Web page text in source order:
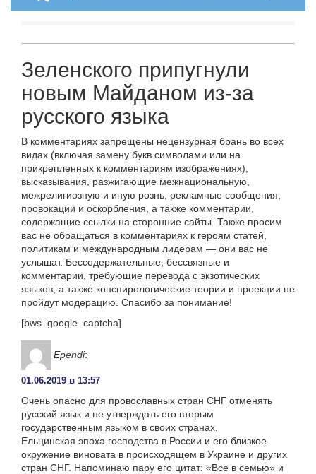
Зеленского припугнули
новым Майданом из-за
русского языка
В комментариях запрещены нецензурная брань во всех
видах (включая замену букв символами или на
прикрепленных к комментариям изображениях),
высказывания, разжигающие межнациональную,
межрелигиозную и иную рознь, рекламные сообщения,
провокации и оскорбления, а также комментарии,
содержащие ссылки на сторонние сайты. Также просим
вас не обращаться в комментариях к героям статей,
политикам и международным лидерам — они вас не
услышат. Бессодержательные, бессвязные и
комментарии, требующие перевода с экзотических
языков, а также конспирологические теории и проекции не
пройдут модерацию. Спасибо за понимание!
[bws_google_captcha]
Ependi:
01.06.2019 в 13:57
Очень опасно для провославных стран СНГ отменять
русский язык и не утверждать его вторым
государственным языком в своих странах.
Ельцинская эпоха господства в России и его близкое
окружение виновата в происходящем в Украине и других
стран СНГ. Напоминаю пару его цитат: «Все в семью» и